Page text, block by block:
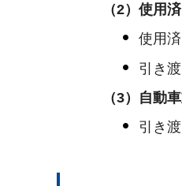
（2）使用
使用
引き
（3）
自動
引き